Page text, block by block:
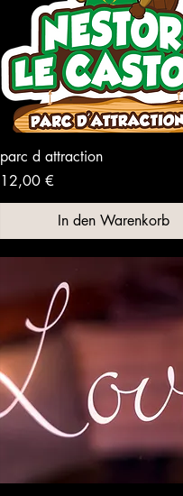
parc d attraction
Preis
12,00 €
In den Warenkorb